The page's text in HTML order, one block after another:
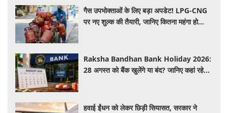
गैस उपभोक्ताओं के लिए बड़ा अपडेट! LPG-CNG
पर नए शुल्क की तैयारी, जानिए कितना महंगा हो
Raksha Bandhan Bank Holiday 2026:
28 अगस्त को बैंक खुलेंगे या बंद? जानिए कहां रहेगी
हवाई ईंधन को लेकर छिड़ी सियासत, सरकार ने